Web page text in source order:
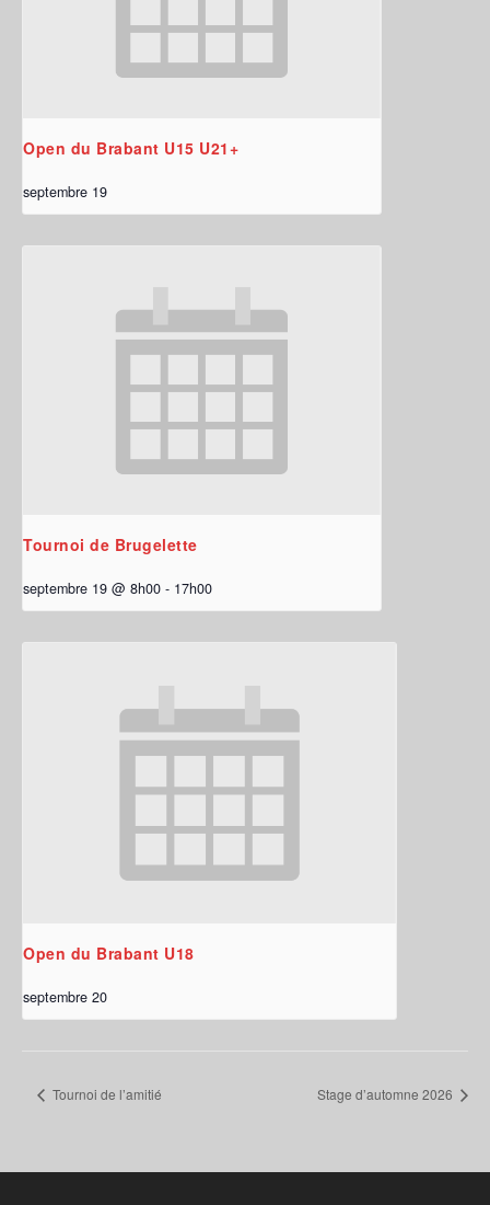
Open du Brabant U15 U21+
septembre 19
Tournoi de Brugelette
septembre 19 @ 8h00 - 17h00
Open du Brabant U18
septembre 20
Tournoi de l’amitié Stage d’automne 2026